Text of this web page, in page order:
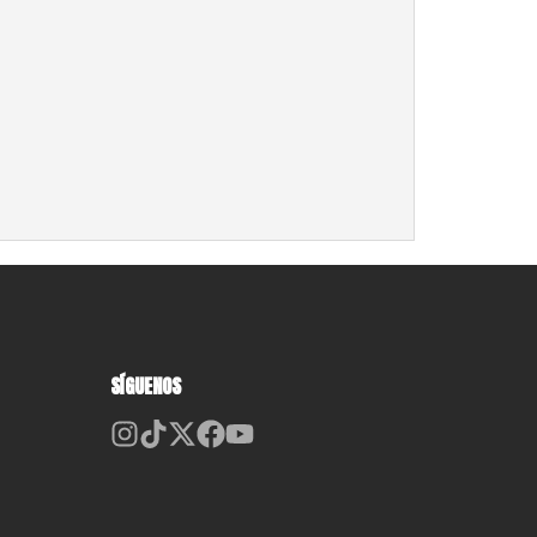
SÍGUENOS